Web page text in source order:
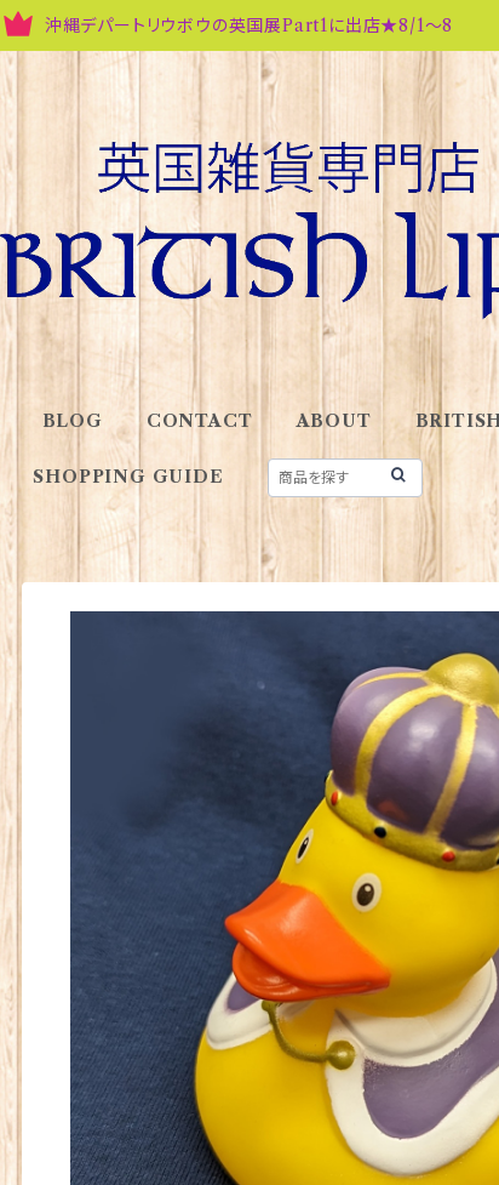
沖縄デパートリウボウの英国展Part1に出店★8/1～8
BLOG CONTACT ABOUT
SHOPPING GUIDE